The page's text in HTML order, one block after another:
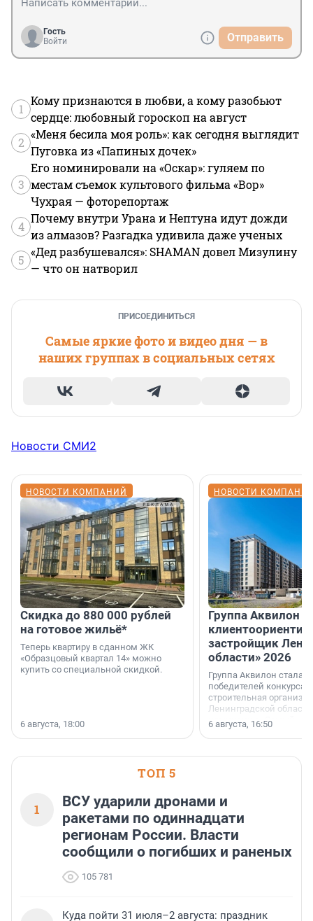
Гость
Войти
Отправить
1
Кому признаются в любви, а кому разобьют
сердце: любовный гороскоп на август
2
«Меня бесила моя роль»: как сегодня выглядит
Пуговка из «Папиных дочек»
3
Его номинировали на «Оскар»: гуляем по
местам съемок культового фильма «Вор»
Чухрая — фоторепортаж
4
Почему внутри Урана и Нептуна идут дожди
из алмазов? Разгадка удивила даже ученых
5
«Дед разбушевался»: SHAMAN довел Мизулину
— что он натворил
ПРИСОЕДИНИТЬСЯ
Самые яркие фото и видео дня — в
наших группах в социальных сетях
Новости СМИ2
НОВОСТИ КОМПАНИЙ
Скидка до 880 000 рублей
на готовое жильё*
Теперь квартиру в сданном ЖК
«Образцовый квартал 14» можно
купить со специальной скидкой.
6 августа, 18:00
НОВОСТИ
Группа Аквилон
застройщик
области» 2026
Группа Аквилон стала
победителей конкурса
строительная
Ленинградской области
номинации «Самый
застройщик
области».
6 августа, 16:50
ТОП 5
1
ВСУ ударили дронами и
ракетами по одиннадцати
регионам России. Власти
сообщили о погибших и раненых
105 781
Куда пойти 31 июля–2 августа: праздник